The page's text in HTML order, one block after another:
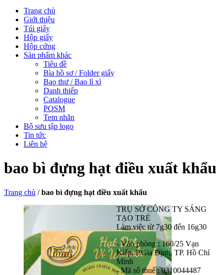
Trang chủ
Giới thiệu
Túi giấy
Hộp giấy
Hộp cứng
Sản phẩm khác
Tiêu đề
Bìa hồ sơ / Folder giấy
Bao thư / Bao lì xì
Danh thiếp
Catalogue
POSM
Tem nhãn
Bộ sưu tập logo
Tin tức
Liên hệ
bao bì đựng hạt điều xuất khẩu
Trang chủ /bao bì đựng hạt điều xuất khẩu
TRỤ SỞ CÔNG TY SÁNG
TẠO TRẺ
Làm việc từ 7g30 đến 16g30
- Văn phòng : 160/25 Vạn
Kiếp, P.Gia Định, TP. Hồ Chí
Minh
- Mã số thuế : 0310044487